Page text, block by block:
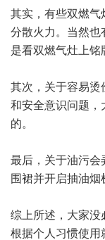
其实，有些双燃气
分散火力。当然也
是看双燃气灶上铭
其次，关于容易烫
和安全意识问题，
的。
最后，关于油污会
围裙并开启抽油烟
综上所述，大家没
根据个人习惯使用